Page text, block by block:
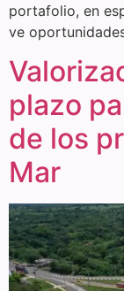
portafolio, en
ve
plazo
de los
Mar